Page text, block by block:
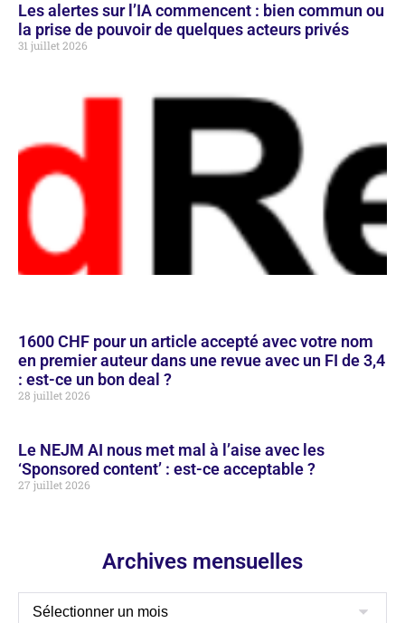
Les alertes sur l’IA commencent : bien commun ou
la prise de pouvoir de quelques acteurs privés
31 juillet 2026
1600 CHF pour un article accepté avec votre nom
en premier auteur dans une revue avec un FI de 3,4
: est-ce un bon deal ?
28 juillet 2026
Le NEJM AI nous met mal à l’aise avec les
‘Sponsored content’ : est-ce acceptable ?
27 juillet 2026
Archives mensuelles